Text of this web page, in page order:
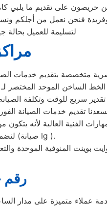
حريصون على تقديم ما يلبي
فنحن نعمل من أجلكم
لتسليمة للعميل
متخصصة بتقديم خدمات
الساخن الموحد المختصر
تقديم خدمات الصيانة
الفنية العالية
لنضمن لكم جودة الخدمات التي يتم تقديمها لحضراتكم وبأمر مباشر من (صيانة lg ).
بوينت المنوفية الموحدة
رقم
عملاء متميزة على مدار